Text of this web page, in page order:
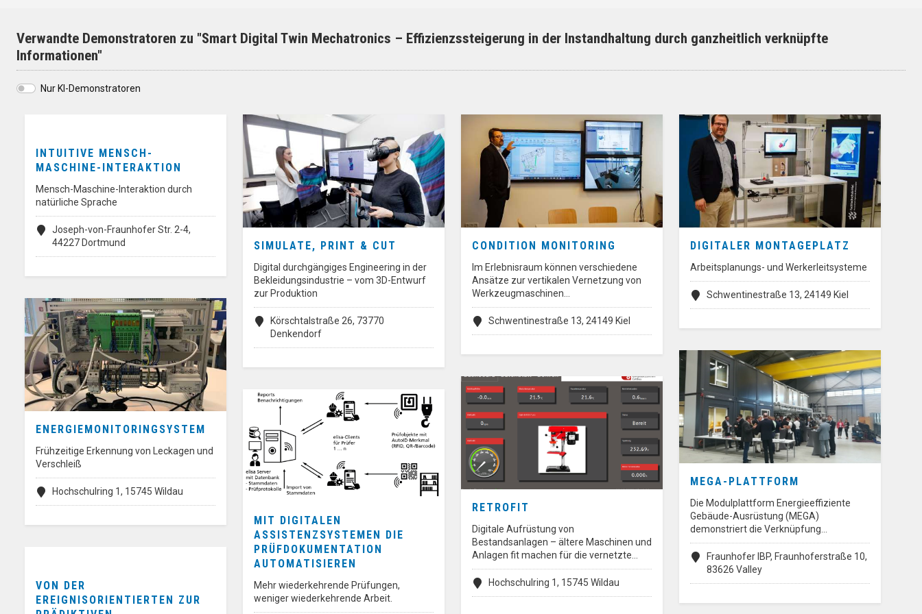
Verwandte Demonstratoren zu "Smart Digital Twin Mechatronics – Effizienzssteigerung in der Instandhaltung durch ganzheitlich verknüpfte
Informationen"
Nur KI-Demonstratoren
INTUITIVE MENSCH-
MASCHINE-INTERAKTION
Mensch-Maschine-Interaktion durch
natürliche Sprache
Joseph-von-Fraunhofer Str. 2-4,
44227 Dortmund
SIMULATE, PRINT & CUT
Digital durchgängiges Engineering in der
Bekleidungsindustrie – vom 3D-Entwurf
zur Produktion
Körschtalstraße 26, 73770
Denkendorf
CONDITION MONITORING
Im Erlebnisraum können verschiedene
Ansätze zur vertikalen Vernetzung von
Werkzeugmaschinen…
Schwentinestraße 13, 24149 Kiel
DIGITALER MONTAGEPLATZ
Arbeitsplanungs- und Werkerleitsysteme
Schwentinestraße 13, 24149 Kiel
ENERGIEMONITORINGSYSTEM
Frühzeitige Erkennung von Leckagen und
Verschleiß
Hochschulring 1, 15745 Wildau
MEGA-PLATTFORM
Die Modulplattform Energieeffiziente
Gebäude-Ausrüstung (MEGA)
demonstriert die Verknüpfung…
Fraunhofer IBP, Fraunhoferstraße 10,
83626 Valley
RETROFIT
Digitale Aufrüstung von
Bestandsanlagen – ältere Maschinen und
Anlagen fit machen für die vernetzte…
Hochschulring 1, 15745 Wildau
MIT DIGITALEN
ASSISTENZSYSTEMEN DIE
PRÜFDOKUMENTATION
AUTOMATISIEREN
Mehr wiederkehrende Prüfungen,
weniger wiederkehrende Arbeit.
VON DER
EREIGNISORIENTIERTEN ZUR